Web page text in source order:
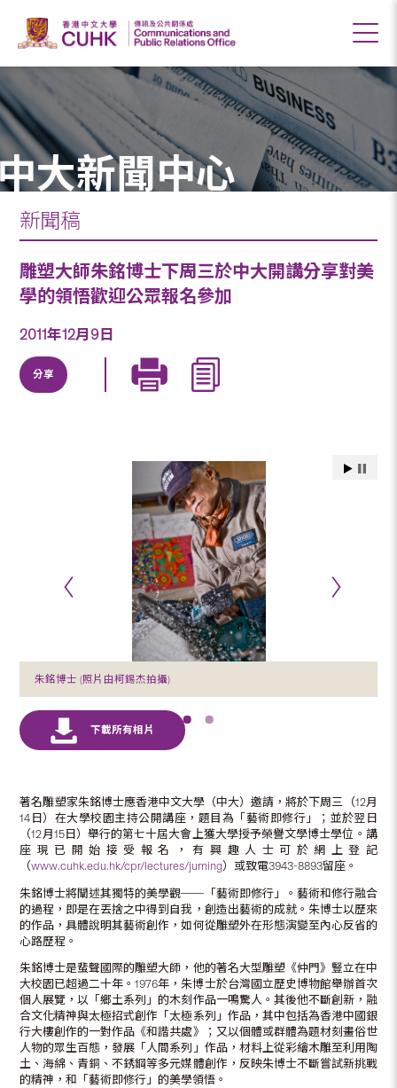
大新聞中心
新聞稿
雕塑大師朱銘博士下周三於中大開講分享對美
學的領悟歡迎公眾報名參加
2011年12月9日
分享
朱銘博士 (照片由柯錫杰拍攝)
著名雕塑家朱銘博士應香港中文大學（中大）邀請，將於下周三（12月
14日）在大學校園主持公開講座，題目為「藝術即修行」；並於翌日
（12月15日）舉行的第七十屆大會上獲大學授予榮譽文學博士學位。講
座現已開始接受報名，有興趣人士可於網上登記
（www.cuhk.edu.hk/cpr/lectures/juming）或致電3943-8893留座。
朱銘博士將闡述其獨特的美學觀──「藝術即修行」。藝術和修行融合
的過程，即是在丟捨之中得到自我，創造出藝術的成就。朱博士以歷來
的作品，具體說明其藝術創作，如何從雕塑外在形態演變至內心反省的
心路歷程。
朱銘博士是蜚聲國際的雕塑大師，他的著名大型雕塑《仲門》豎立在中
大校園已超過二十年。1976年，朱博士於台灣國立歷史博物館舉辦首次
個人展覽，以「鄉土系列」的木刻作品一鳴驚人。其後他不斷創新，融
合文化精神與太極招式創作「太極系列」作品，其中包括為香港中國銀
行大樓創作的一對作品《和諧共處》；又以個體或群體為題材刻畫俗世
人物的眾生百態，發展「人間系列」作品，材料上從彩繪木雕至利用陶
土、海綿、青銅、不銹鋼等多元媒體創作，反映朱博士不斷嘗試新挑戰
的精神，和「藝術即修行」的美學領悟。